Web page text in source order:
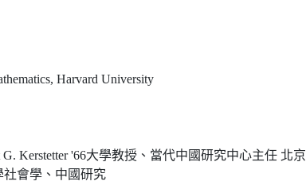
Harvard University
教授、當代中國研究中心主任 北京大學講座教授、光華管理學院社會研究中心主任
會學、中國研究